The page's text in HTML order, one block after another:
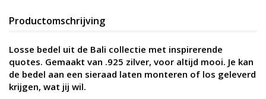
Productomschrijving
Losse bedel uit de Bali collectie met inspirerende
quotes. Gemaakt van .925 zilver, voor altijd mooi. Je kan
de bedel aan een sieraad laten monteren of los geleverd
krijgen, wat jij wil.